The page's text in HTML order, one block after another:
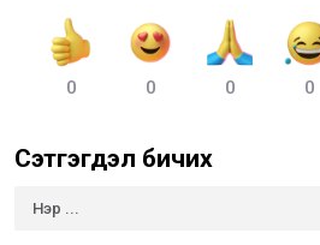
0 0 0 0
Сэтгэгдэл бичих